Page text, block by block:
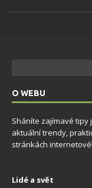
O WEBU
Sháníte zajímavé tipy
aktuální trendy,
stránkách
Lidé a svět